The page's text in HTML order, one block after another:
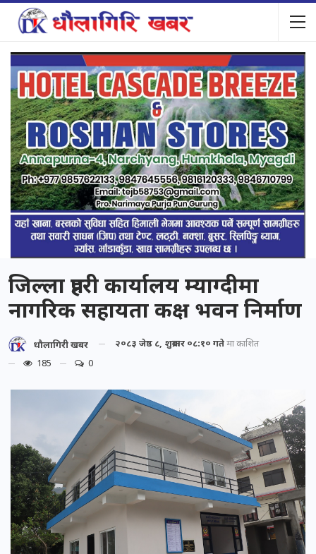
जिल्ला प्रहरी कार्यालय म्याग्दीमा
नागरिक सहायता कक्ष भवन निर्माण
धौलागिरी खबर २०८३ जेष्ठ ८, शुक्रबार ०८:१० गतेमा प्रकाशित
185
0